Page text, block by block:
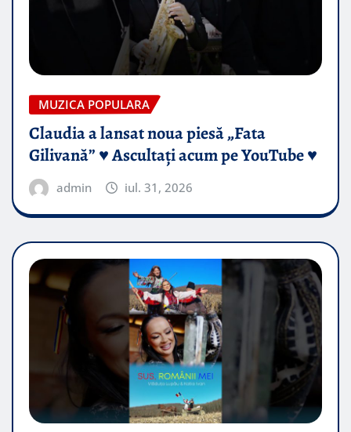
MUZICA POPULARA
Claudia a lansat noua piesă „Fata
Gilivană” ♥️ Ascultați acum pe YouTube ♥️
admin iul. 31, 2026